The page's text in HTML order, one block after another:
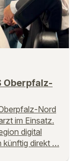
Oberpfalz-
Nord
im Einsatz.
digital
künftig direkt …